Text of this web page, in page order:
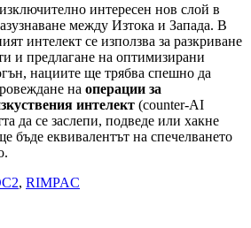
интересен нов слой в
между Изтока и Запада. В
интелект се използва за разкриване
и предлагане на оптимизирани
нациите ще трябва спешно да
на операции за
интелект (counter-AI
да се заслепи, подведе или хакне
бъде еквивалентът на спечелването
, RIMPAC